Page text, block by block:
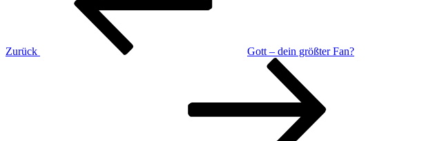
Zurück
Gott – dein größter Fan?